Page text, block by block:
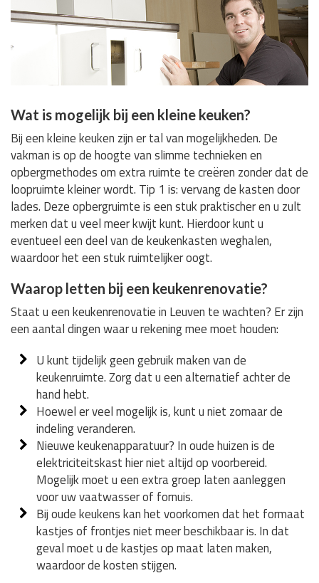
Wat is mogelijk bij een kleine keuken?
Bij een kleine keuken zijn er tal van mogelijkheden. De
vakman is op de hoogte van slimme technieken en
opbergmethodes om extra ruimte te creëren zonder dat de
loopruimte kleiner wordt. Tip 1 is: vervang de kasten door
lades. Deze opbergruimte is een stuk praktischer en u zult
merken dat u veel meer kwijt kunt. Hierdoor kunt u
eventueel een deel van de keukenkasten weghalen,
waardoor het een stuk ruimtelijker oogt.
Waarop letten bij een keukenrenovatie?
Staat u een keukenrenovatie in Leuven te wachten? Er zijn
een aantal dingen waar u rekening mee moet houden:
U kunt tijdelijk geen gebruik maken van de
keukenruimte. Zorg dat u een alternatief achter de
hand hebt.
Hoewel er veel mogelijk is, kunt u niet zomaar de
indeling veranderen.
Nieuwe keukenapparatuur? In oude huizen is de
elektriciteitskast hier niet altijd op voorbereid.
Mogelijk moet u een extra groep laten aanleggen
voor uw vaatwasser of fornuis.
Bij oude keukens kan het voorkomen dat het formaat
kastjes of frontjes niet meer beschikbaar is. In dat
geval moet u de kastjes op maat laten maken,
waardoor de kosten stijgen.